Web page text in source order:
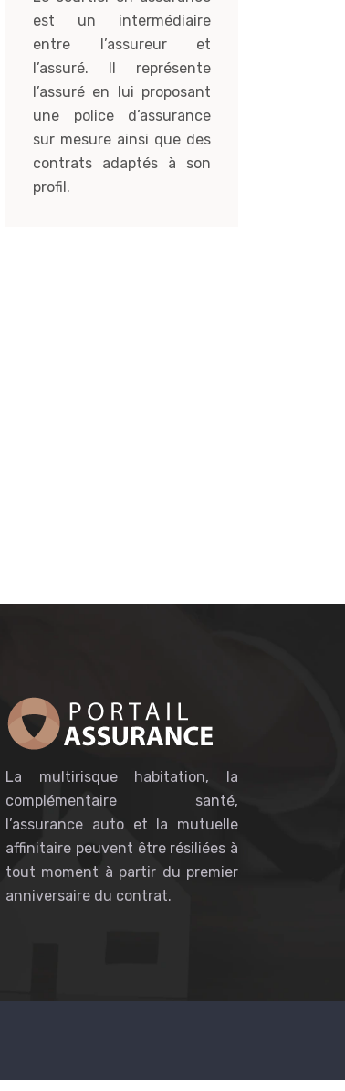
est un intermédiaire
entre l’assureur et
l’assuré. Il représente
l’assuré en lui proposant
une police d’assurance
sur mesure ainsi que des
contrats adaptés à son
profil.
La multirisque habitation, la
complémentaire santé,
l’assurance auto et la mutuelle
affinitaire peuvent être résiliées à
tout moment à partir du premier
anniversaire du contrat.